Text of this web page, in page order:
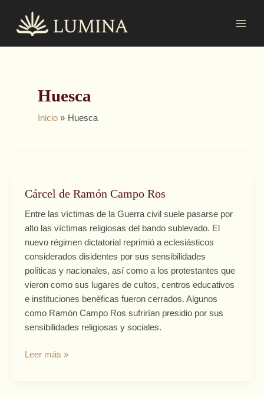
contenido
Huesca
Inicio Huesca
Cárcel de Ramón Campo Ros
Entre las víctimas de la Guerra civil suele pasarse por
alto las víctimas religiosas del bando sublevado. El
nuevo régimen dictatorial reprimió a eclesiásticos
considerados disidentes por sus sensibilidades
políticas y nacionales, así como a los protestantes que
vieron como sus lugares de cultos, centros educativos
e instituciones benéficas fueron cerrados. Algunos
como Ramón Campo Ros sufrirían presidio por sus
sensibilidades religiosas y sociales.
Cárcel
Leer más »